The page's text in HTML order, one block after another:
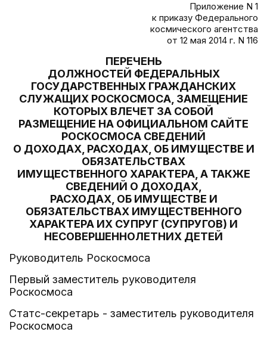
Приложение N 1
к приказу Федерального
космического агентства
от 12 мая 2014 г. N 116
ПЕРЕЧЕНЬ
ДОЛЖНОСТЕЙ ФЕДЕРАЛЬНЫХ
ГОСУДАРСТВЕННЫХ ГРАЖДАНСКИХ
СЛУЖАЩИХ РОСКОСМОСА, ЗАМЕЩЕНИЕ
КОТОРЫХ ВЛЕЧЕТ ЗА СОБОЙ
РАЗМЕЩЕНИЕ НА ОФИЦИАЛЬНОМ САЙТЕ
РОСКОСМОСА СВЕДЕНИЙ
О ДОХОДАХ, РАСХОДАХ, ОБ ИМУЩЕСТВЕ И
ОБЯЗАТЕЛЬСТВАХ
ИМУЩЕСТВЕННОГО ХАРАКТЕРА, А ТАКЖЕ
СВЕДЕНИЙ О ДОХОДАХ,
РАСХОДАХ, ОБ ИМУЩЕСТВЕ И
ОБЯЗАТЕЛЬСТВАХ ИМУЩЕСТВЕННОГО
ХАРАКТЕРА ИХ СУПРУГ (СУПРУГОВ) И
НЕСОВЕРШЕННОЛЕТНИХ ДЕТЕЙ
Руководитель Роскосмоса
Первый заместитель руководителя
Роскосмоса
Статс-секретарь - заместитель руководителя
Роскосмоса